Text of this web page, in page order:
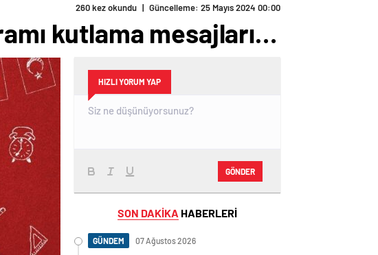
kutlama mesajları…
HIZLI YORUM YAP
GÖNDER
SON DAKİKA HABERLERİ
GÜNDEM 07 Ağustos 2026